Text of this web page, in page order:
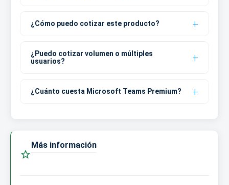
¿Cómo puedo cotizar este producto?
¿Puedo cotizar volumen o múltiples
usuarios?
¿Cuánto cuesta Microsoft Teams Premium?

Más información